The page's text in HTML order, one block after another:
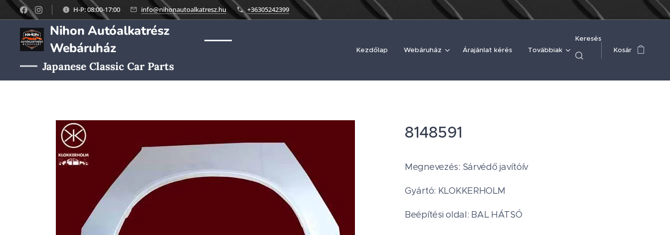
H-P: 08:00-17:00 info@nihonautoalkatresz.hu +36305242399
Nihon Autóalkatrész
Webáruház
Japanese Classic Car Parts
Kezdőlap Webáruház Árajánlat kérés Továbbiak
Keresés
Kosár
8148591
Megnevezés: Sárvédő javítóív
Gyártó: KLOKKERHOLM
Beépítési oldal: BAL HÁTSÓ